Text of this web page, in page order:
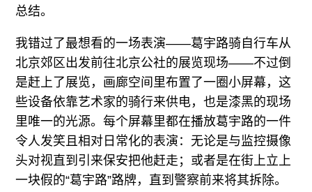
总结。
我错过了最想看的一场表演——葛宇路骑自行车从
北京郊区出发前往北京公社的展览现场——不过倒
是赶上了展览，画廊空间里布置了一圈小屏幕，这
些设备依靠艺术家的骑行来供电，也是漆黑的现场
里唯一的光源。每个屏幕里都在播放葛宇路的一件
令人发笑且相对日常化的表演：无论是与监控摄像
头对视直到引来保安把他赶走；或者是在街上立上
一块假的“葛宇路”路牌，直到警察前来将其拆除。